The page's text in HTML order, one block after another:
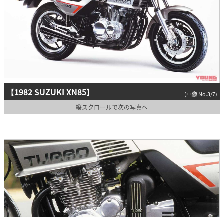
【1982 SUZUKI XN85】 (画像 No.3/7)
縦スクロールで次の写真へ